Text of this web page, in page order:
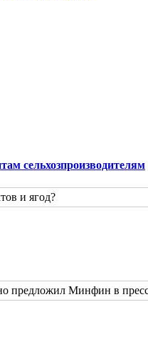
сельхозпроизводителям
и ягод?
предложил Минфин в